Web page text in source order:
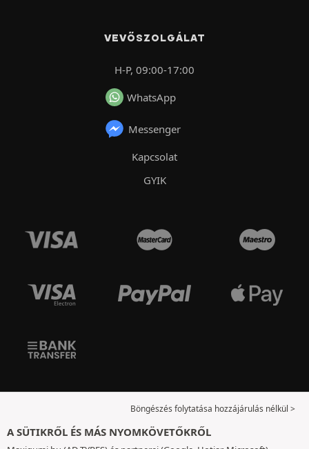
VEVŐSZOLGÁLAT
H-P, 09:00-17:00
WhatsApp
Messenger
Kapcsolat
GYIK
Böngészés folytatása hozzájárulás nélkül >
A SÜTIKRŐL ÉS MÁS NYOMKÖVETŐKRŐL